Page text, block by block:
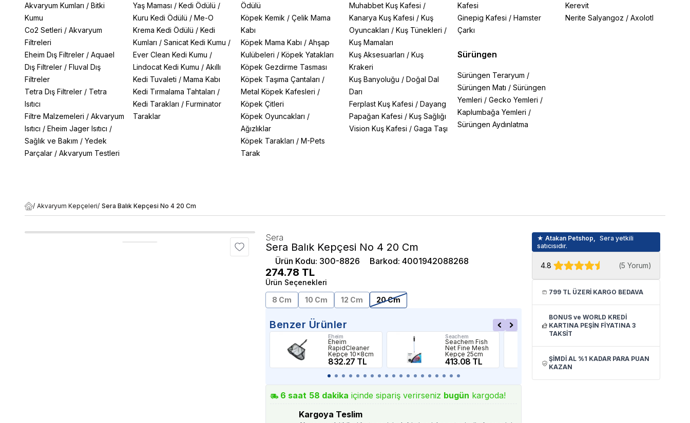
Akvaryum Kumları / Bitki
Kumu
Co2 Setleri / Akvaryum
Filtreleri
Eheim Dış Filtreler / Aquael
Dış Filtreler / Fluval Dış
Filtreler
Tetra Dış Filtreler / Tetra
Isıtıcı
Filtre Malzemeleri / Akvaryum
Isıtıcı / Eheim Jager Isıtıcı /
Sağlık ve Bakım / Yedek
Parçalar / Akvaryum Testleri
Yaş Maması / Kedi Ödülü /
Kuru Kedi Ödülü / Me-O
Krema Kedi Ödülü / Kedi
Kumları / Sanicat Kedi Kumu /
Ever Clean Kedi Kumu /
Lindocat Kedi Kumu / Akıllı
Kedi Tuvaleti / Mama Kabı
Kedi Tırmalama Tahtaları /
Kedi Tarakları / Furminator
Taraklar
Ödülü
Köpek Kemik /Çelik Mama
Kabı
Köpek Mama Kabı /Ahşap
Kulübeleri /Köpek Yatakları
Köpek Gezdirme Tasması
Köpek Taşıma Çantaları /
Metal Köpek Kafesleri /
Köpek Çitleri
Köpek Oyuncakları /
Ağızlıklar
Köpek Tarakları /M-Pets
Tarak
Muhabbet Kuş Kafesi /
Kanarya Kuş Kafesi / Kuş
Oyuncakları / Kuş Tünekleri /
Kuş Mamaları
Kuş Aksesuarları / Kuş
Krakeri
Kuş Banyoluğu / Doğal Dal
Darı
Ferplast Kuş Kafesi / Dayang
Papağan Kafesi / Kuş Sağlığı
Vision Kuş Kafesi / Gaga Taşı
Kafesi
Ginepig Kafesi / Hamster
Çarkı
Sürüngen
Sürüngen Teraryum /
Sürüngen Matı / Sürüngen
Yemleri / Gecko Yemleri /
Kaplumbağa Yemleri /
Sürüngen Aydınlatma
Kerevit
Nerite Salyangoz /Axolotl
/ Akvaryum Kepçeleri/ Sera Balık Kepçesi No 4 20 Cm
Sera
Sera Balık Kepçesi No 4 20 Cm
Ürün Kodu: 300-8826 Barkod:4001942088268
274.78 TL
Ürün Seçenekleri
8 Cm
10 Cm 12 Cm 20 Cm
Benzer Ürünler
Eheim
Eheim
RapidCleaner
Kepçe 10x8cm
832.27 TL
Seachem
Seachem Fish
Net Fine Mesh
Kepçe 25cm
413.08 TL
Sera
Kepçesi No 3 12
Cm
154.97 TL
6 saat 58 dakika içinde sipariş verirseniz bugün kargoda!
Kargoya Teslim
★ Atakan Petshop,
Sera yetkili
satıcısıdır.
4.8 (5 Yorum)
799 TL ÜZERİ KARGO BEDAVA
BONUS ve WORLD KREDİ
KARTINA PEŞİN FİYATINA 3
TAKSİT
ŞİMDİ AL %1 KADAR PARA PUAN
KAZAN